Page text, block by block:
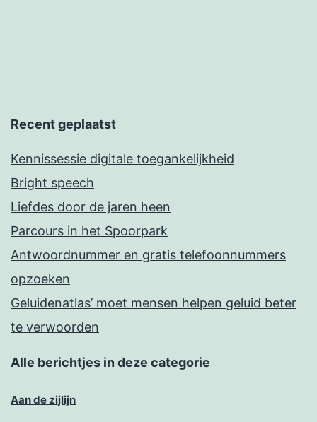
Recent geplaatst
Kennissessie digitale toegankelijkheid
Bright speech
Liefdes door de jaren heen
Parcours in het Spoorpark
Antwoordnummer en gratis telefoonnummers
opzoeken
Geluidenatlas’ moet mensen helpen geluid beter
te verwoorden
Alle berichtjes in deze categorie
Aan de zijlijn